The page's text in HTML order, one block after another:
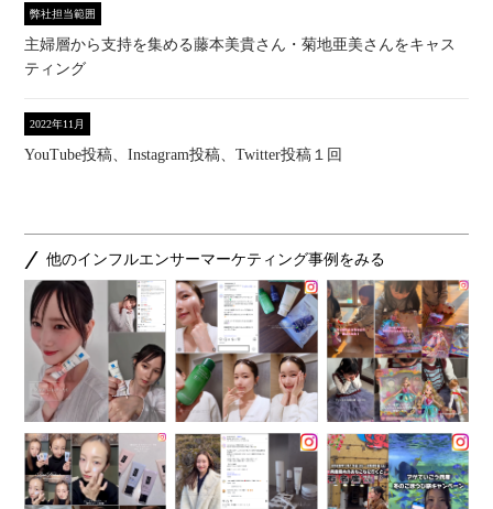
弊社担当範囲
主婦層から支持を集める藤本美貴さん・菊地亜美さんをキャス
ティング
2022年11月
YouTube投稿、Instagram投稿、Twitter投稿１回
他のインフルエンサーマーケティング事例をみる